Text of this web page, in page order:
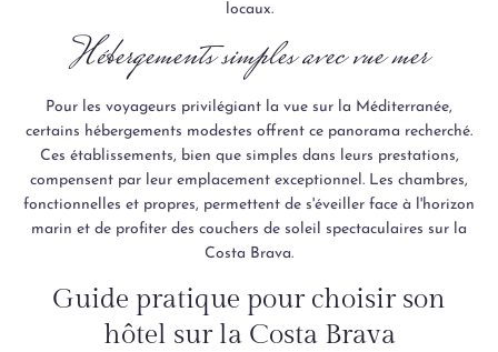
locaux.
Hébergements simples avec vue mer
Pour les voyageurs privilégiant la vue sur la Méditerranée,
certains hébergements modestes offrent ce panorama recherché.
Ces établissements, bien que simples dans leurs prestations,
compensent par leur emplacement exceptionnel. Les chambres,
fonctionnelles et propres, permettent de s'éveiller face à l'horizon
marin et de profiter des couchers de soleil spectaculaires sur la
Costa Brava.
Guide pratique pour choisir son
hôtel sur la Costa Brava